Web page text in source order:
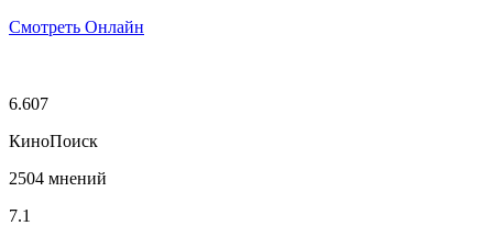
Смотреть Онлайн
6.607
КиноПоиск
2504 мнений
7.1